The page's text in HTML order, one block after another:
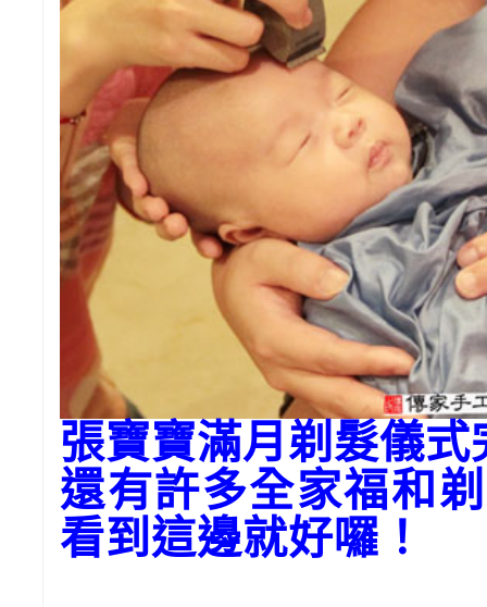
張寶寶滿月剃髮儀式
還有許多全家福和
看到這邊就好囉！